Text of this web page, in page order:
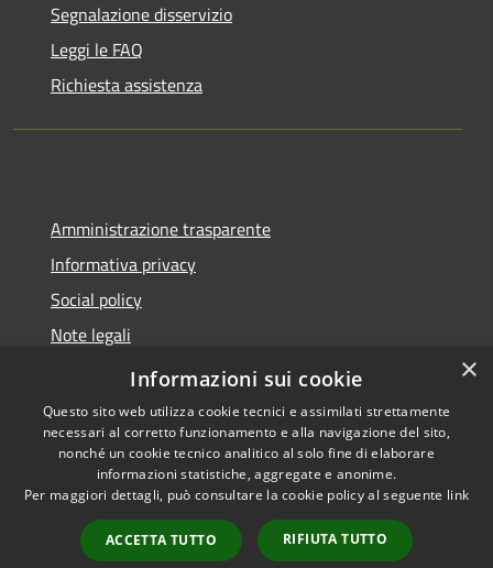
Segnalazione disservizio
Leggi le FAQ
Richiesta assistenza
Amministrazione trasparente
Informativa privacy
Social policy
Note legali
Dichiarazione di accessibilità
Accessibilità
Copyright © 2026 • Comune di
Sanremo • Powered by
Municipium•
Accesso
redazione
×
Informazioni sui cookie
Questo sito web utilizza cookie tecnici e assimilati strettamente
necessari al corretto funzionamento e alla navigazione del sito,
nonché un cookie tecnico analitico al solo fine di elaborare
informazioni statistiche, aggregate e anonime.
Per maggiori dettagli, può consultare la cookie policy al seguente link
ACCETTA TUTTO RIFIUTA TUTTO